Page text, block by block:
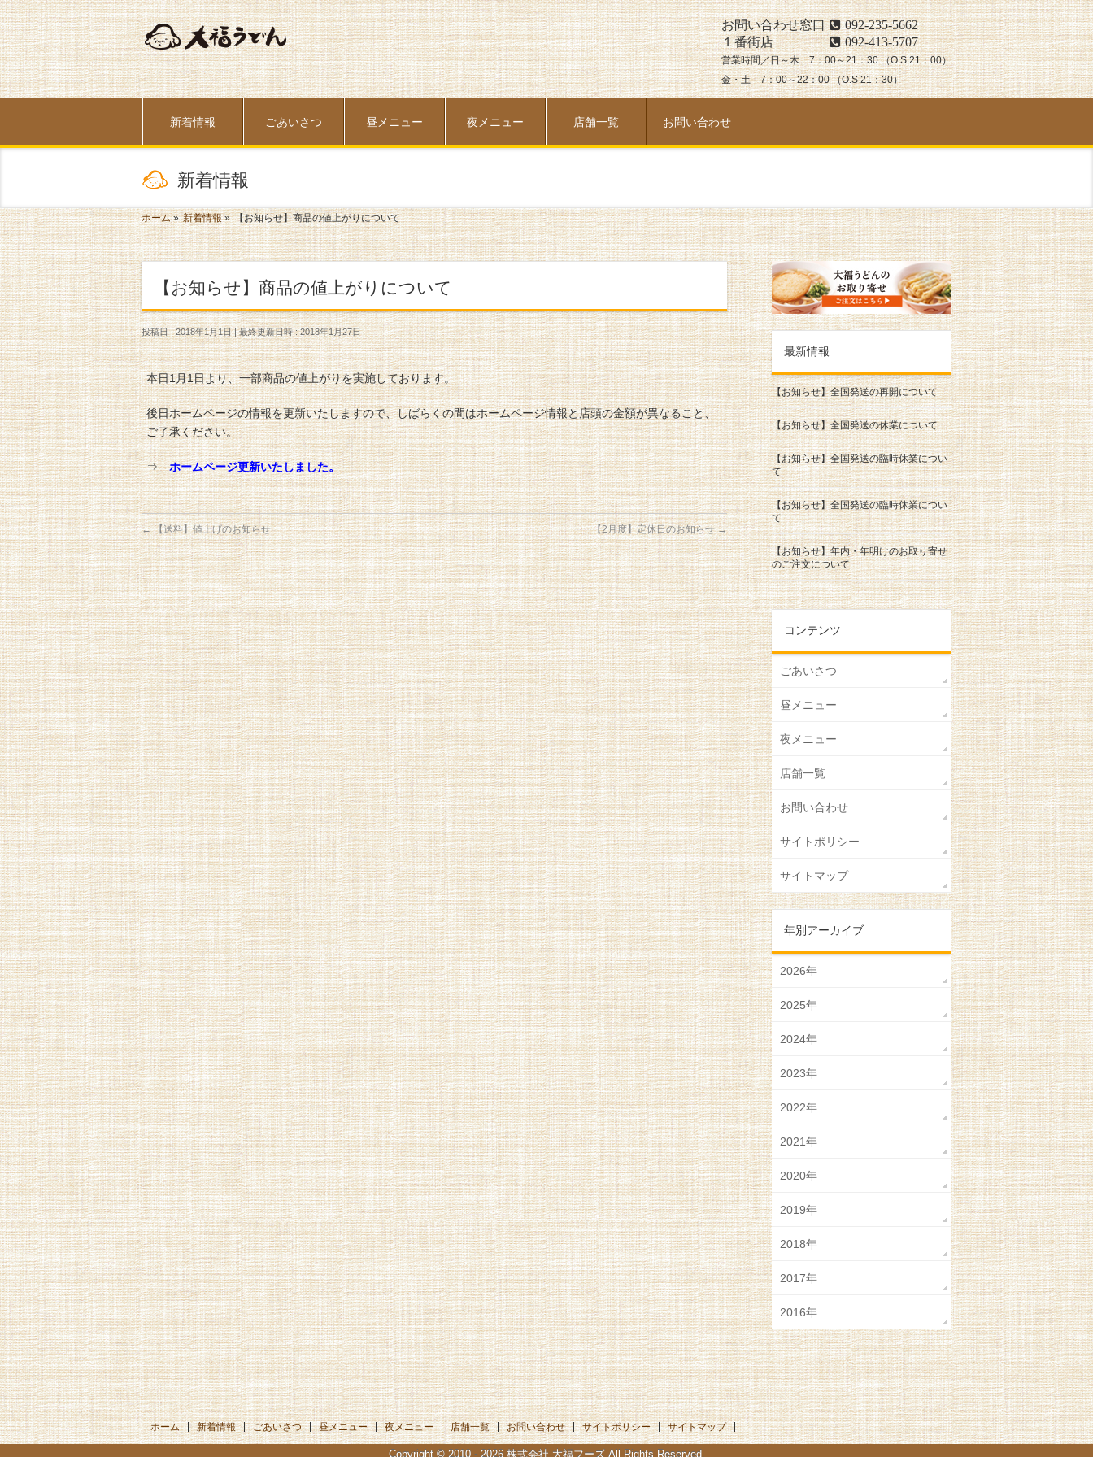
お問い合わせ窓口
092-235-5662
１番街店
092-413-5707
営業時間／日～木 7：00～21：30 （O.S 21：00）
金・土 7：00～22：00 （O.S 21：30）
新着情報 ごあいさつ 昼メニュー 夜メニュー 店舗一覧 お問い合わせ
新着情報
ホーム» 新着情報» 【お知らせ】商品の値上がりについて
【お知らせ】商品の値上がりについて
投稿日 : 2018年1月1日 最終更新日時 : 2018年1月27日
本日1月1日より、一部商品の値上がりを実施しております。
後日ホームページの情報を更新いたしますので、しばらくの間はホームページ情報と店頭の金額が異なること、
ご了承ください。
⇒ホームページ更新いたしました。
←【送料】値上げのお知らせ 【2月度】定休日のお知らせ→
最新情報
【お知らせ】全国発送の再開について
【お知らせ】全国発送の休業について
【お知らせ】全国発送の臨時休業につい
て
【お知らせ】全国発送の臨時休業につい
て
【お知らせ】年内・年明けのお取り寄せ
のご注文について
コンテンツ
ごあいさつ
昼メニュー
夜メニュー
店舗一覧
お問い合わせ
サイトポリシー
サイトマップ
年別アーカイブ
2026年
2025年
2024年
2023年
2022年
2021年
2020年
2019年
2018年
2017年
2016年
ホーム 新着情報 ごあいさつ 昼メニュー 夜メニュー 店舗一覧 お問い合わせ サイトポリシー サイトマップ
Copyright © 2010 - 2026 株式会社 大福フーズ All Rights Reserved.